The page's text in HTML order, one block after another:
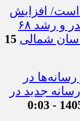
است/ افزایش
۴۳ درصدی کشفیات مواد مخدر و رشد ۶۸
شمالی 15
رسانه‌ها در
خراسان شمالی / فعالیت ۱۳ رسانه جدید در